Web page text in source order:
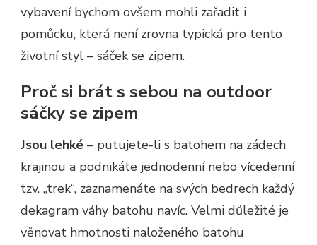
vybavení bychom ovšem mohli zařadit i
pomůcku, která není zrovna typická pro tento
životní styl – sáček se zipem.
Proč si brát s sebou na outdoor
sáčky se zipem
Jsou lehké – putujete-li s batohem na zádech
krajinou a podnikáte jednodenní nebo vícedenní
tzv. „trek“, zaznamenáte na svých bedrech každý
dekagram váhy batohu navíc. Velmi důležité je
věnovat hmotnosti naloženého batohu